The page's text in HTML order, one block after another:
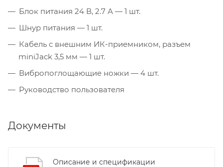
Блок питания 24 В, 2.7 А — 1 шт.
Шнур питания — 1 шт.
Кабель с внешним ИК-приемником, разъем
miniJack 3,5 мм — 1 шт.
Вибропоглощающие ножки — 4 шт.
Руководство пользователя
Документы
Описание и спецификации